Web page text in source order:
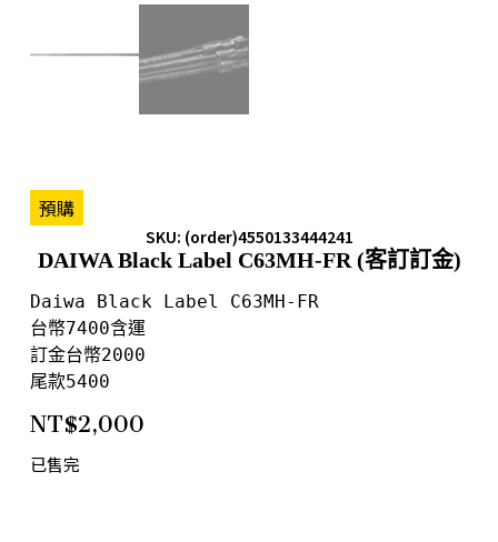
預購
SKU: (order)4550133444241
DAIWA Black Label C63MH-FR (客訂訂金)
Daiwa Black Label C63MH-FR
台幣7400含運
訂金台幣2000
尾款5400
NT$2,000
已售完